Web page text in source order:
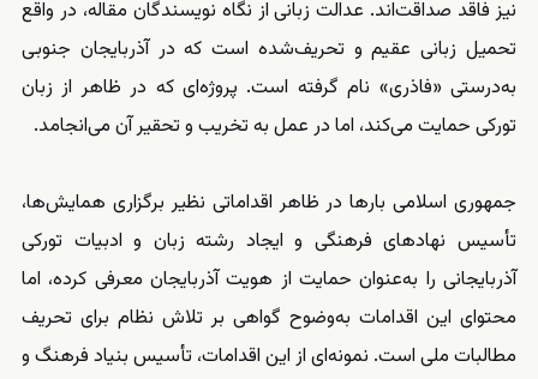
نیز فاقد صداقت‌اند. عدالت زبانی از نگاه نویسندگان مقاله، در واقع
تحمیل زبانی عقیم و تحریف‌شده است که در آذربایجان جنوبی
به‌درستی «فاذری» نام گرفته است. پروژه‌ای که در ظاهر از زبان
تورکی حمایت می‌کند، اما در عمل به تخریب و تحقیر آن می‌انجامد.
جمهوری اسلامی بارها در ظاهر اقداماتی نظیر برگزاری همایش‌ها،
تأسیس نهادهای فرهنگی و ایجاد رشته زبان و ادبیات تورکی
آذربایجانی را به‌عنوان حمایت از هویت آذربایجان معرفی کرده، اما
محتوای این اقدامات به‌وضوح گواهی بر تلاش نظام برای تحریف
مطالبات ملی است. نمونه‌ای از این اقدامات، تأسیس بنیاد فرهنگ و